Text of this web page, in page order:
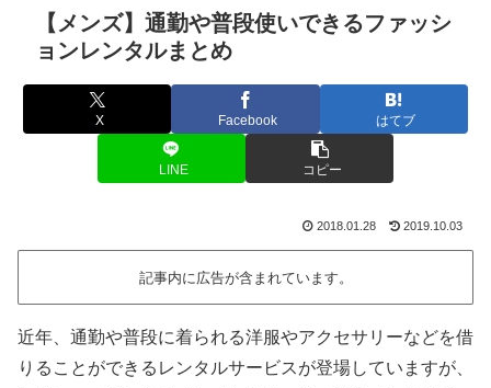
【メンズ】通勤や普段使いできるファッシ
ョンレンタルまとめ
X Facebook はてブ
LINE コピー
2018.01.28 2019.10.03
記事内に広告が含まれています。
近年、通勤や普段に着られる洋服やアクセサリーなどを借
りることができるレンタルサービスが登場していますが、